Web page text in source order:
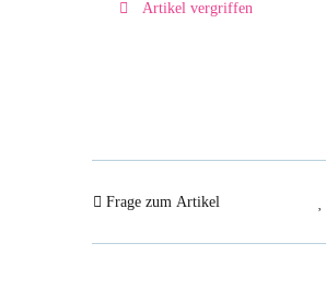
Artikel vergriffen
Frage zum Artikel